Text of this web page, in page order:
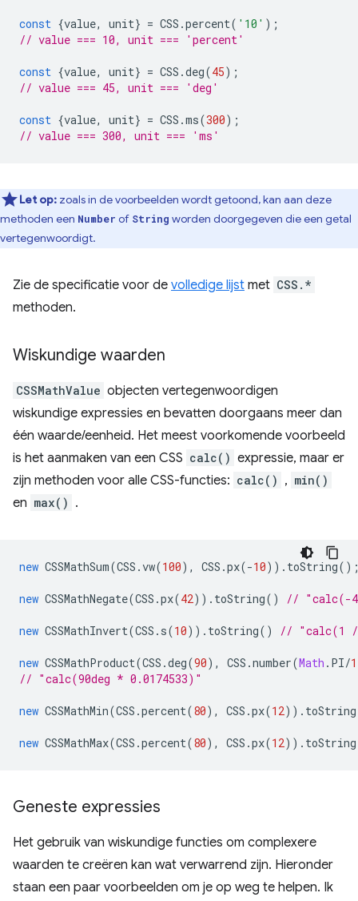
const {value, unit} = CSS .percent( '10' );
// value === 10, unit === 'percent'
const {value, unit} = CSS .deg(45);
// value === 45, unit === 'deg'
const {value, unit} = CSS .ms(300);
// value === 300, unit === 'ms'
Let op: zoals in de voorbeelden wordt getoond, kan aan deze
methoden een Number of String worden doorgegeven die een getal
vertegenwoordigt.
Zie de specificatie voor de volledige lijst met CSS.*
methoden.
Wiskundige waarden
CSSMathValue objecten vertegenwoordigen
wiskundige expressies en bevatten doorgaans meer dan
één waarde/eenheid. Het meest voorkomende voorbeeld
is het aanmaken van een CSS calc() expressie, maar er
zijn methoden voor alle CSS-functies: calc() , min()
en max() .
new CSSMathSum(CSS .vw(100), CSS .px(-10)). toString
new CSSMathNegate(CSS .px(42)). toString() // "calc(-
new CSSMathInvert(CSS . s(10)). toString() // "calc(1
new CSSMathProduct(CSS .deg(90), CSS .number(Math . PI/
// "calc(90deg * 0.0174533)"
new CSSMathMin(CSS .percent(80), CSS .px(12)). toString
new CSSMathMax(CSS .percent(80), CSS .px(12)). toString
Geneste expressies
Het gebruik van wiskundige functies om complexere
waarden te creëren kan wat verwarrend zijn. Hieronder
staan ​​een paar voorbeelden om je op weg te helpen. Ik